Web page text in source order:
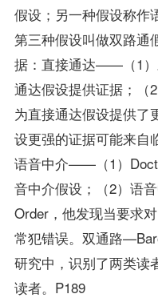
假设；另一种假设称作
第三种假设叫做双路通
据：直接通达——（1）
通达假设提供证据；（
为直接通达假设提供了
设更强的证据可能来自
语音中介——（1）
音中介假设；（2）语
Order，他发现当要求
常犯错误。双通路
研究中，识别了两类读
读者。P189